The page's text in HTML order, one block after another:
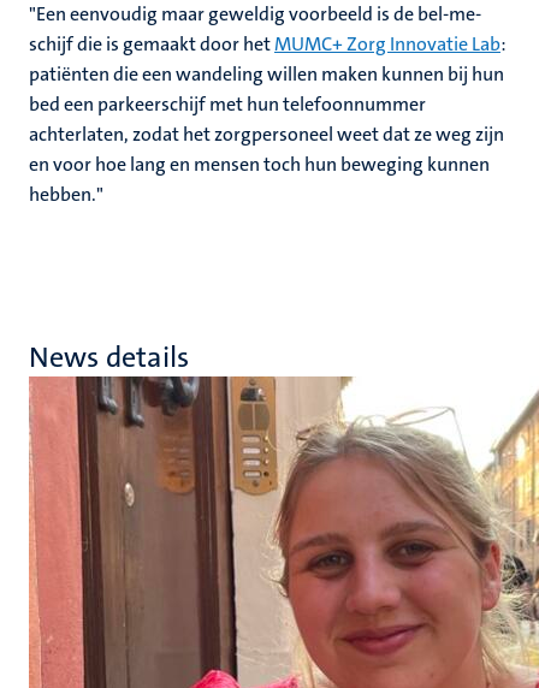
"Een eenvoudig maar geweldig voorbeeld is de bel-me-
schijf die is gemaakt door hetMUMC+ Zorg Innovatie Lab:
patiënten die een wandeling willen maken kunnen bij hun
bed een parkeerschijf met hun telefoonnummer
achterlaten, zodat het zorgpersoneel weet dat ze weg zijn
en voor hoe lang en mensen toch hun beweging kunnen
hebben."
News details